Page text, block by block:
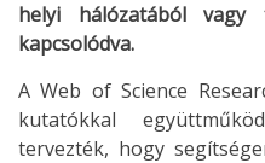
helyi hálózatából vagy
kapcsolódva.
A Web of Science
kutatókkal
tervezték, hogy